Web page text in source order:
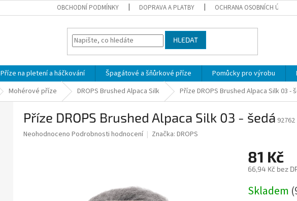
OBCHODNÍ PODMÍNKY DOPRAVA A PLATBY OCHRANA OSOBNÍCH ÚDAJŮ
HLEDAT
Příze na pletení a háčkování Špagátové a šňůrkové příze Pomůcky pro výrobu
Mohérové příze DROPS Brushed Alpaca Silk Příze DROPS Brushed Alpaca Silk 03 -
Příze DROPS Brushed Alpaca Silk 03 - šedá 92762
Průměrné
Neohodnoceno Podrobnosti hodnocení Značka: DROPS
81 Kč
66,94 Kč bez
cena:
Skladem